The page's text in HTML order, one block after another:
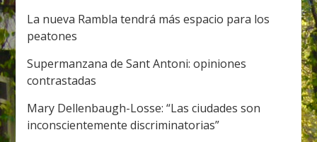
La nueva Rambla tendrá más espacio para los
peatones
Supermanzana de Sant Antoni: opiniones
contrastadas
Mary Dellenbaugh-Losse: “Las ciudades son
inconscientemente discriminatorias”